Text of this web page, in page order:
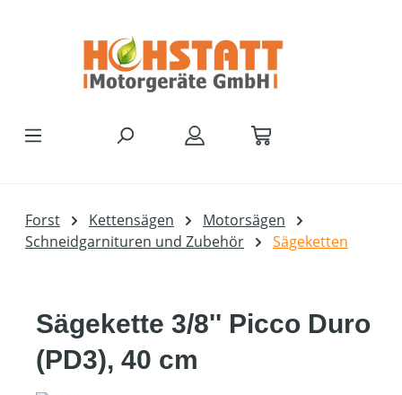
Forst Kettensägen
Motorsägen
Schneidgarnituren und Zubehör
Sägeketten
Sägekette 3/8'' Picco Duro
(PD3), 40 cm